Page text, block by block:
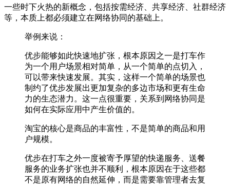
一些时下火热的新概念，包括按需经济、共享经济、社群经济
等，本质上都必须建立在网络协同的基础上。
举例来说：
优步能够如此快速地扩张，根本原因之一是打车作
为一个用户场景相对简单，从一个简单的点切入，
可以带来快速发展。其实，这样一个简单的场景也
制约了优步发展出更加复杂的多边市场和更有生命
力的生态潜力。这一点很重要，关系到网络协同是
如何在实际应用中产生价值的。
淘宝的核心是商品的丰富性，不是简单的商品和用
户规模。
优步在打车之外一度被寄予厚望的快递服务、送餐
服务的业务扩张也并不顺利，根本原因在于这些都
不是原有网络的自然延伸，而是需要靠管理者去复